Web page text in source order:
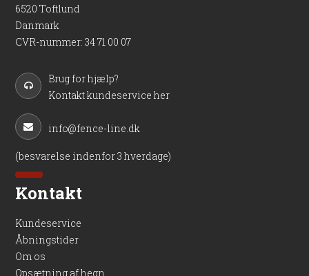
6520 Toftlund
Danmark
CVR-nummer: 34 71 00 07
Brug for hjælp?
Kontakt kundeservice her
info@fence-line.dk
(besvarelse indenfor 3 hverdage)
Kontakt
Kundeservice
Åbningstider
Om os
Opsætning af hegn